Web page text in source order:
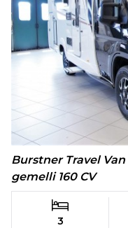
Burstner Travel
gemelli 160 CV
3